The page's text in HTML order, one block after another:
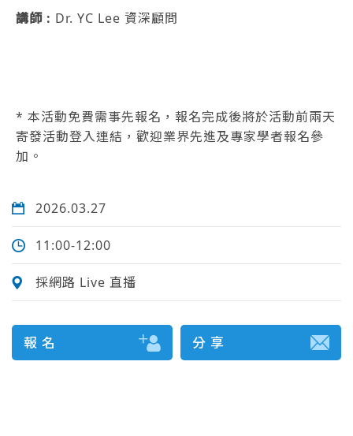
講師 : Dr. YC Lee 資深顧問
* 本活動免費需事先報名，報名完成後將於活動前兩天
寄發活動登入連結，歡迎業界先進及專家學者報名參
加。
2026.03.27
11:00-12:00
採網路 Live 直播
報 名 分 享